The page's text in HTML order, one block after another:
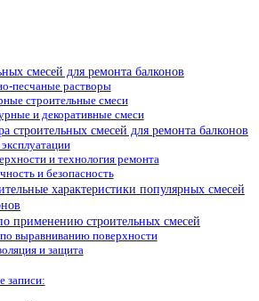
смесей для ремонта балконов
песчаные растворы
строительные смеси
и декоративные смеси
строительных смесей для ремонта балконов
и технология ремонта
и безопасность
характеристики популярных смесей
применению строительных смесей
выравниванию поверхности
и защита
записи: